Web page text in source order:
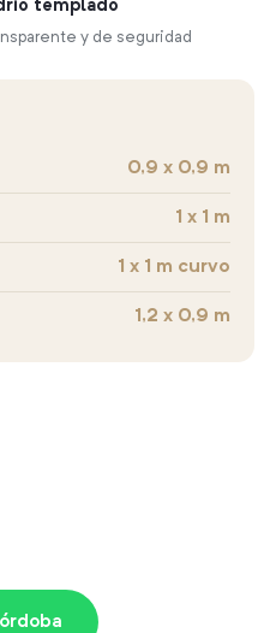
templado
y de seguridad
0,9 x 0,9 m
1 x 1 m
1 x 1 m curvo
1,2 x 0,9 m